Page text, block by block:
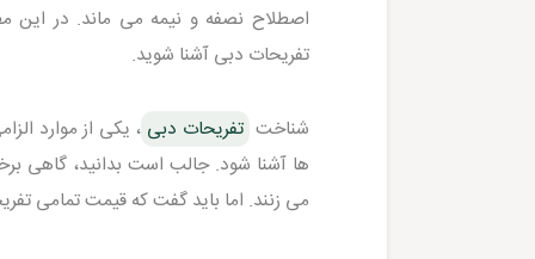
اصطلاح نصفه و نیمه می ماند. در این
تفریحات دبی آشنا شوید.
شناخت تفریحات دبی ، یکی از موارد
ها آشنا شود. جالب است بدانید، گاهی
می زنند. اما باید گفت که قیمت تمامی